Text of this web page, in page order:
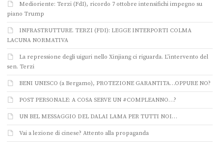
Medioriente: Terzi (FdI), ricordo 7 ottobre intensifichi impegno su
piano Trump
INFRASTRUTTURE. TERZI (FDI): LEGGE INTERPORTI COLMA
LACUNA NORMATIVA
La repressione degli uiguri nello Xinjiang ci riguarda. L’intervento del
sen. Terzi
BENI UNESCO (a Bergamo), PROTEZIONE GARANTITA…OPPURE NO?
POST PERSONALE: A COSA SERVE UN #COMPLEANNO…?
UN BEL MESSAGGIO DEL DALAI LAMA PER TUTTI NOI…
Vai a lezione di cinese? Attento alla propaganda